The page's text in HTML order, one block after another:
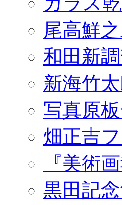
尾高鮮
和田新
新海竹
写真原
畑正吉
『美術
黒田記